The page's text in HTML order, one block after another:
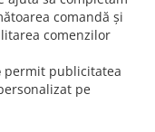
comandă și
comenzilor
permit publicitatea
pe